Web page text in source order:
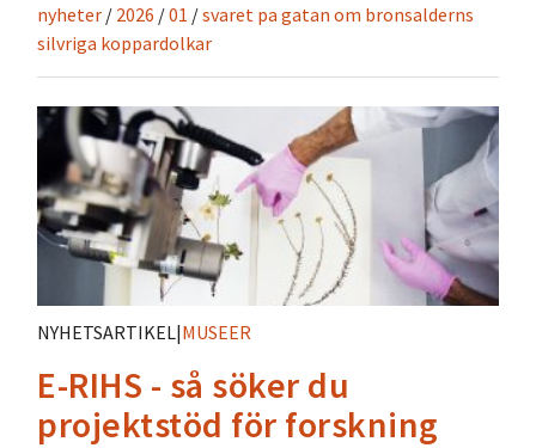
nyheter / 2026 /01 /svaret pa gatan om bronsalderns
silvriga koppardolkar
NYHETSARTIKEL|MUSEER
E-RIHS - så söker du
projektstöd för forskning